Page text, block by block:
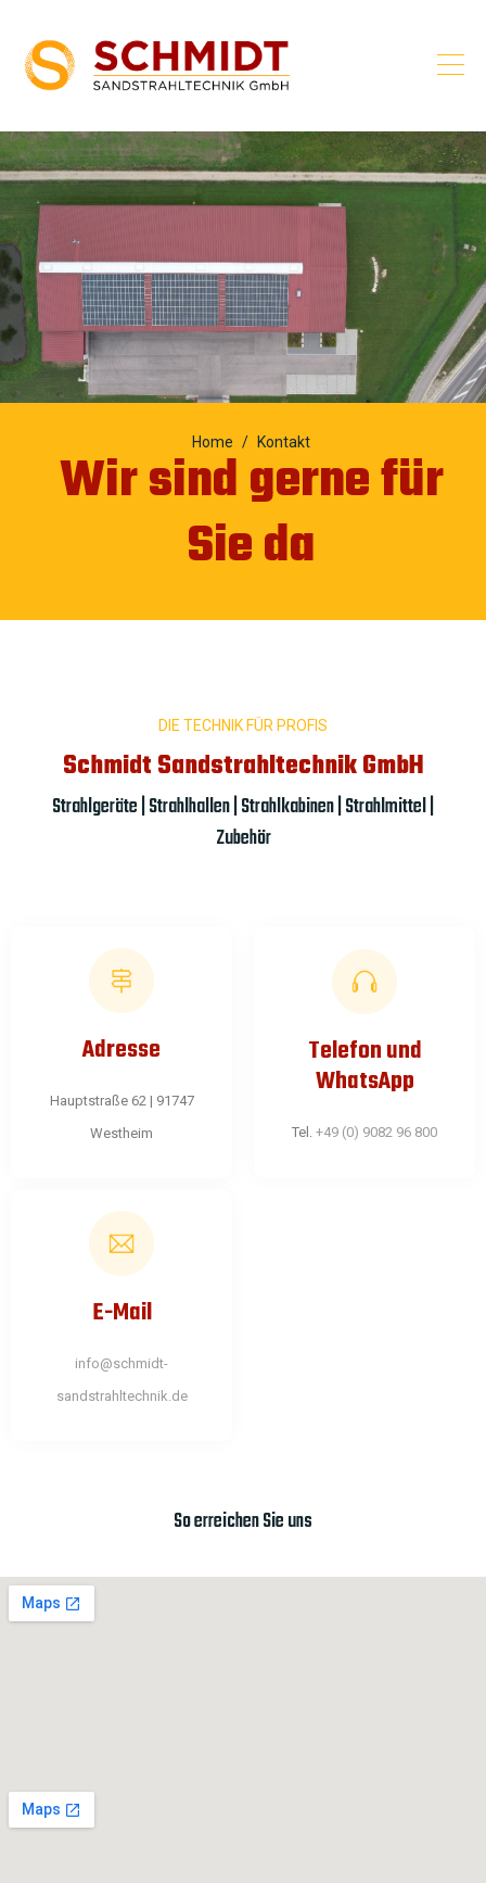
Home Kontakt
Wir sind gerne für
Sie da
DIE TECHNIK FÜR PROFIS
Schmidt Sandstrahltechnik GmbH
Strahlgeräte | Strahlhallen | Strahlkabinen | Strahlmittel |
Zubehör
Adresse
Hauptstraße 62 | 91747
Westheim
Telefon und
WhatsApp
Tel. +49 (0) 9082 96 800
E-Mail
info@schmidt-
sandstrahltechnik.de
So erreichen Sie uns